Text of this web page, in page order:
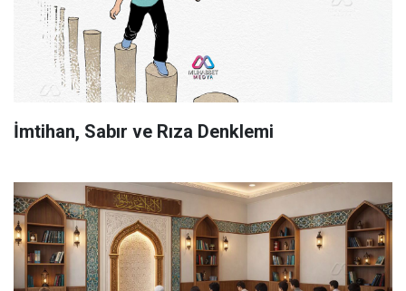
İmtihan, Sabır ve Rıza Denklemi